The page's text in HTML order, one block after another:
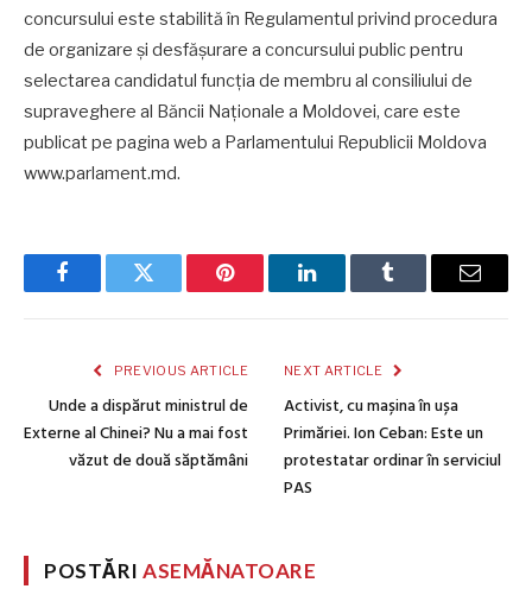
concursului este stabilită în Regulamentul privind procedura
de organizare şi desfăşurare a concursului public pentru
selectarea candidatul funcţia de membru al consiliului de
supraveghere al Băncii Naționale a Moldovei, care este
publicat pe pagina web a Parlamentului Republicii Moldova
www.parlament.md.
FacebookTwitter Pinterest LinkedInTumblr Email
PREVIOUS ARTICLE
Unde a dispărut ministrul de
Externe al Chinei? Nu a mai fost
văzut de două săptămâni
NEXT ARTICLE
Activist, cu mașina în ușa
Primăriei. Ion Ceban: Este un
protestatar ordinar în serviciul
PAS
POSTĂRIASEMĂNATOARE